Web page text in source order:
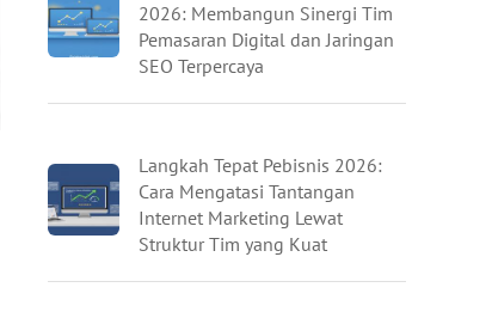
2026: Membangun Sinergi Tim
Pemasaran Digital dan Jaringan
SEO Terpercaya
Langkah Tepat Pebisnis 2026:
Cara Mengatasi Tantangan
Internet Marketing Lewat
Struktur Tim yang Kuat